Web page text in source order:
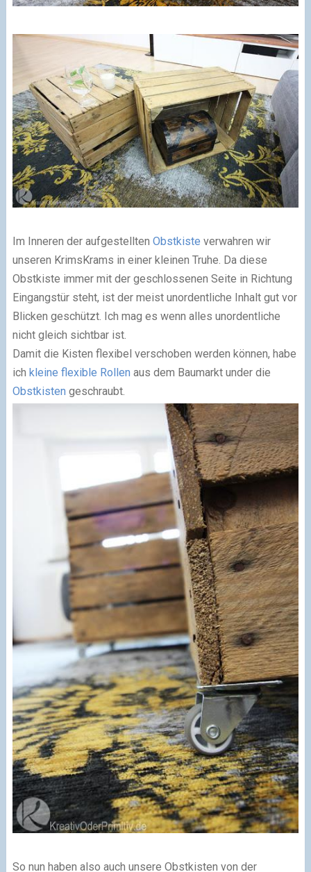
Im Inneren der aufgestellten Obstkiste verwahren wir
unseren KrimsKrams in einer kleinen Truhe. Da diese
Obstkiste immer mit der geschlossenen Seite in Richtung
Eingangstür steht, ist der meist unordentliche Inhalt gut vor
Blicken geschützt. Ich mag es wenn alles unordentliche
nicht gleich sichtbar ist.
Damit die Kisten flexibel verschoben werden können, habe
ich kleine flexible Rollen aus dem Baumarkt under die
Obstkisten geschraubt.
So nun haben also auch unsere Obstkisten von der